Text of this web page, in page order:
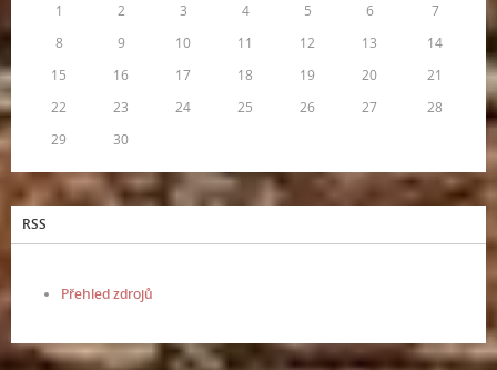
1
2 3 4 5 6
7
8
9 10 11 12 13
14
15
16 17 18 19 20
21
22
23 24 25 26 27
28
29
30
RSS
Přehled zdrojů